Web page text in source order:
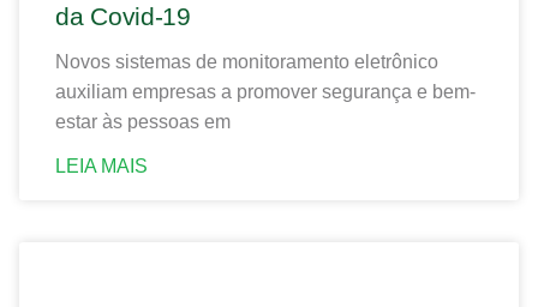
da Covid-19
Novos sistemas de monitoramento eletrônico
auxiliam empresas a promover segurança e bem-
estar às pessoas em
LEIA MAIS